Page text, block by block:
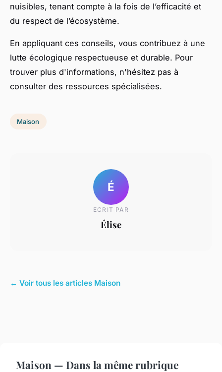
nuisibles, tenant compte à la fois de l’efficacité et
du respect de l’écosystème.
En appliquant ces conseils, vous contribuez à une
lutte écologique respectueuse et durable. Pour
trouver plus d'informations, n'hésitez pas à
consulter des ressources spécialisées.
Maison
É
ECRIT PAR
Élise
← Voir tous les articles Maison
Maison — Dans la même rubrique